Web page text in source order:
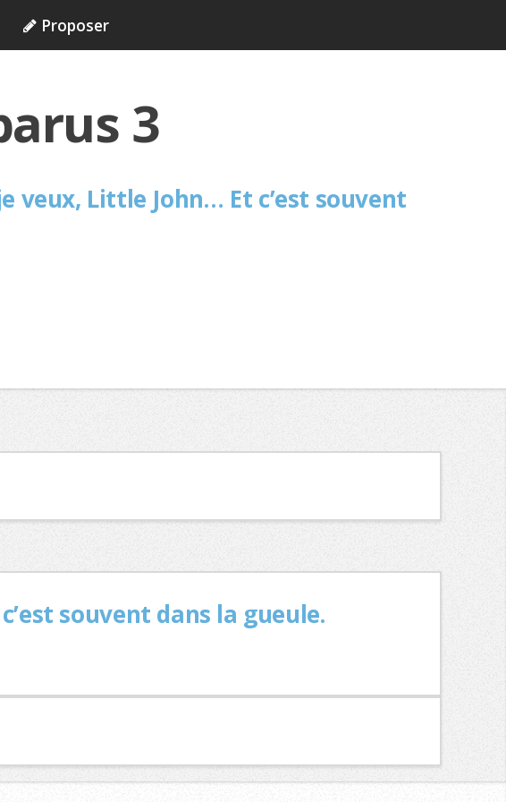
Proposer
3
veux, Little John… Et c’est souvent
souvent dans la gueule.